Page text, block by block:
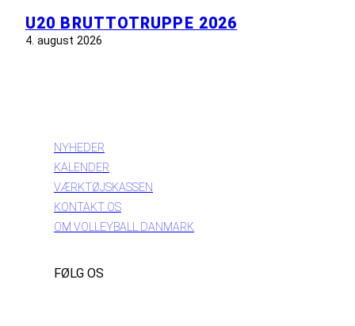
U20 BRUTTOTRUPPE 2026
4. august 2026
NYHEDER
KALENDER
VÆRKTØJSKASSEN
KONTAKT OS
OM VOLLEYBALL DANMARK
FØLG OS